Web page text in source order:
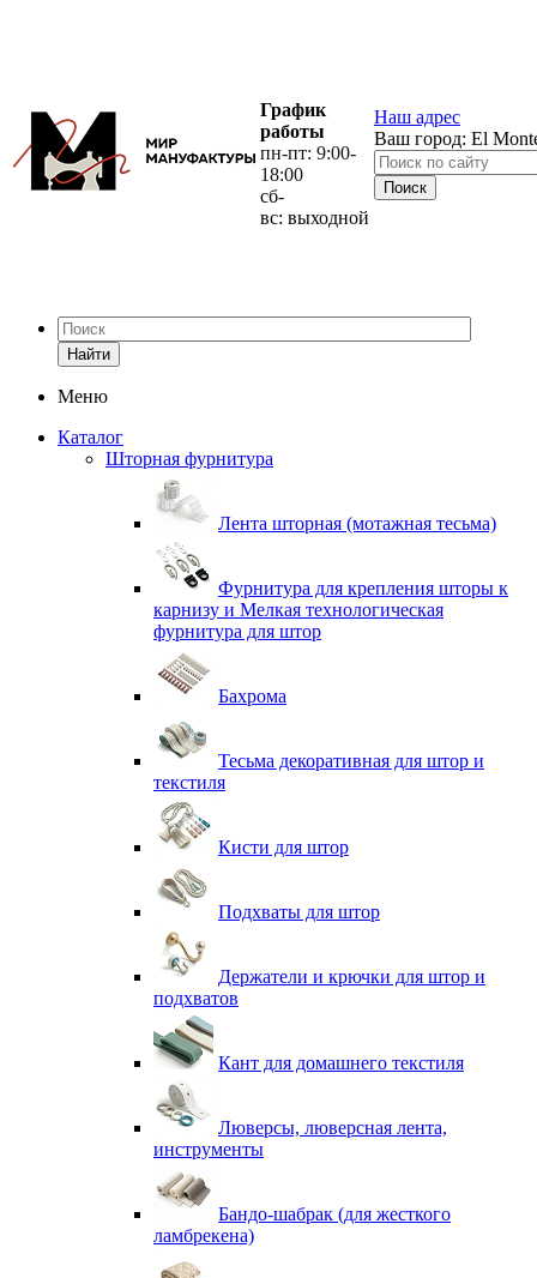
График
работы
пн-пт: 9:00-
18:00
сб-
вс: выходной
Наш адрес
Ваш город: El
Найти
Меню
Каталог
Шторная фурнитура
Лента шторная (мотажная тесьма)
Фурнитура для крепления шторы к
карнизу и Мелкая технологическая
фурнитура для штор
Бахрома
Тесьма декоративная для штор и
текстиля
Кисти для штор
Подхваты для штор
Держатели и крючки для штор и
подхватов
Кант для домашнего текстиля
Люверсы, люверсная лента,
инструменты
Бандо-шабрак (для жесткого
ламбрекена)